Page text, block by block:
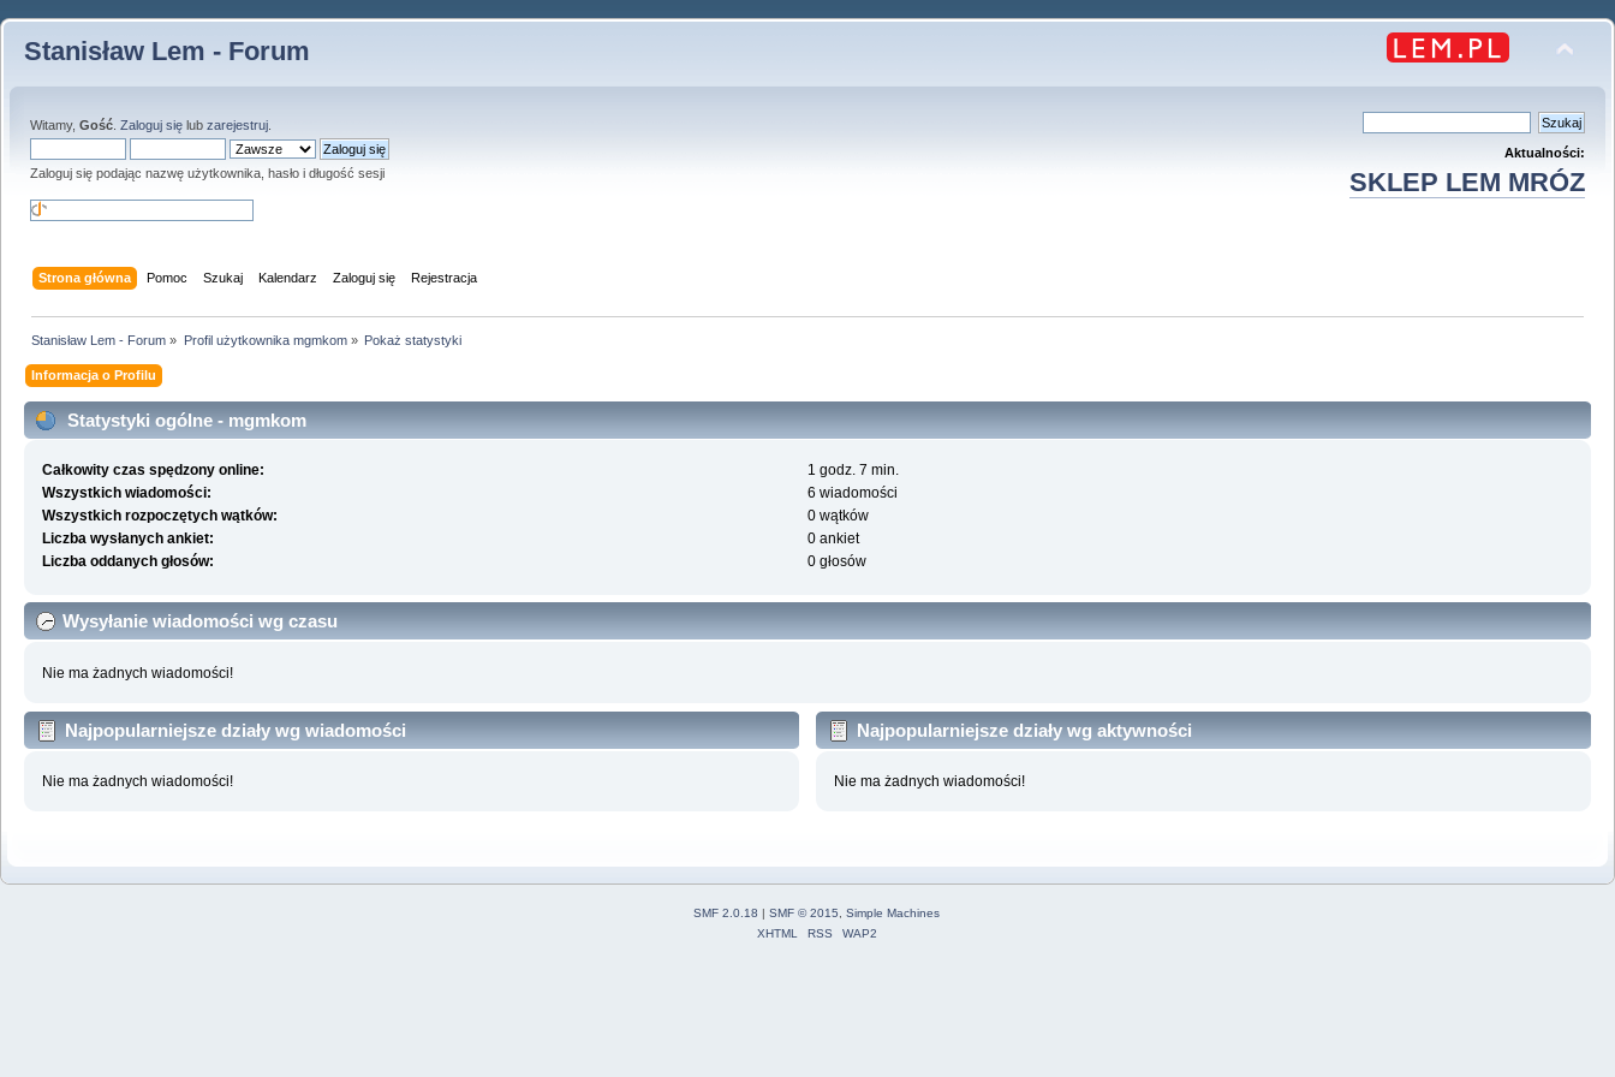
Stanisław Lem - Forum
Witamy, Gość Zaloguj się lub zarejestruj
Zaloguj się podając nazwę użytkownika, hasło i długość sesji
Aktualności:
SKLEP LEM MRÓZ
Strona główna Pomoc Szukaj Kalendarz Zaloguj się Rejestracja
Stanisław Lem - Forum » Profil użytkownika mgmkom» Pokaż statystyki
Informacja o Profilu
Statystyki ogólne - mgmkom
Całkowity czas spędzony online:
1 godz. 7 min.
Wszystkich wiadomości:
6 wiadomości
Wszystkich rozpoczętych wątków:
0 wątków
Liczba wysłanych ankiet:
0 ankiet
Liczba oddanych głosów:
0 głosów
Wysyłanie wiadomości wg czasu
Nie ma żadnych wiadomości!
Najpopularniejsze działy wg wiadomości
Nie ma żadnych wiadomości!
Najpopularniejsze działy wg aktywności
Nie ma żadnych wiadomości!
SMF 2.0.18 | SMF © 2015, Simple Machines
XHTML
RSS WAP2